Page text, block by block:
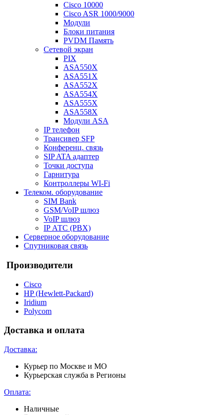
Cisco 10000
Cisco ASR 1000/9000
Модули
Блоки питания
PVDM Память
Сетевой экран
PIX
ASA550X
ASA551X
ASA552X
ASA554X
ASA555X
ASA558X
Модули ASA
IP телефон
Трансивер SFP
Конференц. связь
SIP ATA адаптер
Точки доступа
Гарнитура
Контроллеры WI-Fi
Телеком. оборудование
SIM Bank
GSM/VoIP шлюз
VoIP шлюз
IP АТС (PBX)
Серверное оборудование
Спутниковая связь
Производители
Cisco
HP (Hewlett-Packard)
Iridium
Polycom
Доставка и оплата
Доставка:
Курьер по Москве и МО
Курьерская служба в Регионы
Оплата:
Наличные